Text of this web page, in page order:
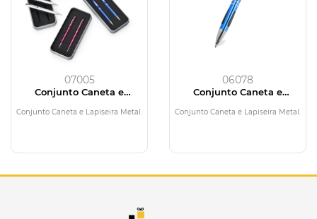
07005
Conjunto Caneta e
Conjunto Caneta e Lapiseira Metal.
06078
Conjunto Caneta e
Conjunto Caneta e Lapiseira Metal.